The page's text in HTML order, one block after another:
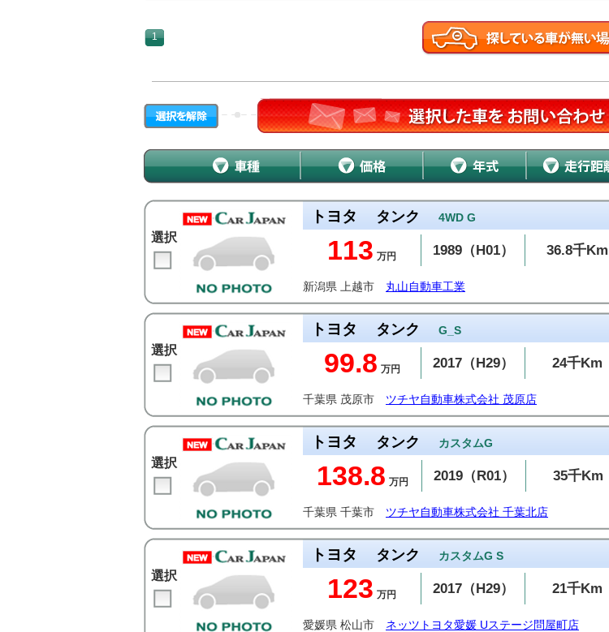
1
選択
トヨタ タンク 4WD G
113 万円 1989（H01） 36.8千Km
新潟県 上越市 丸山自動車工業
選択
トヨタ タンク G_S
99.8 万円 2017（H29） 24千Km
千葉県 茂原市 ツチヤ自動車株式会社 茂原店
選択
トヨタ タンク カスタムG
138.8 万円 2019（R01） 35千Km
千葉県 千葉市 ツチヤ自動車株式会社 千葉北店
選択
トヨタ タンク カスタムG S
123 万円 2017（H29） 21千Km
愛媛県 松山市 ネッツトヨタ愛媛 Uステージ問屋町店